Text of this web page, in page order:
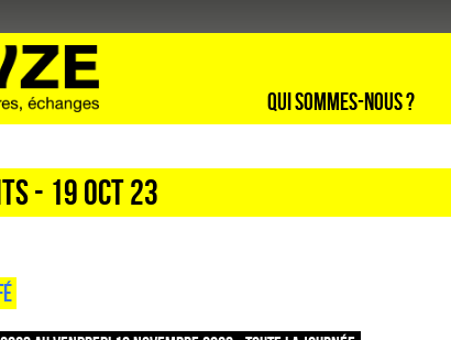
Qui sommes-nous ?
- 19 Oct 23